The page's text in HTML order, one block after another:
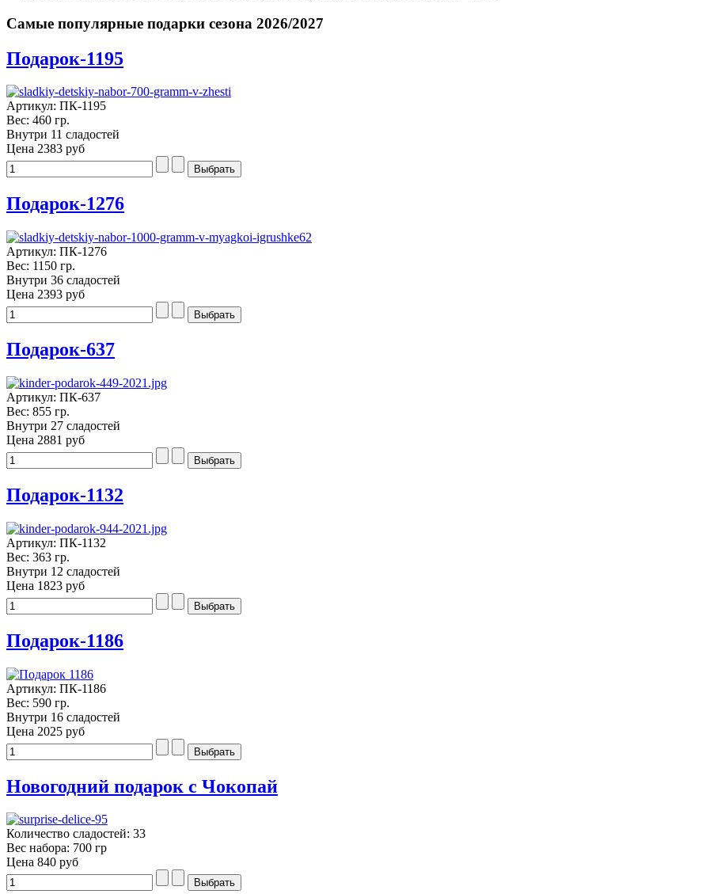
Самые популярные подарки сезона 2026/2027
Подарок-1195
Артикул: ПК-1195
Вес: 460 гр.
Внутри 11 сладостей
Цена 2383 руб
Подарок-1276
Артикул: ПК-1276
Вес: 1150 гр.
Внутри 36 сладостей
Цена 2393 руб
Подарок-637
Артикул: ПК-637
Вес: 855 гр.
Внутри 27 сладостей
Цена 2881 руб
Подарок-1132
Артикул: ПК-1132
Вес: 363 гр.
Внутри 12 сладостей
Цена 1823 руб
Подарок-1186
Артикул: ПК-1186
Вес: 590 гр.
Внутри 16 сладостей
Цена 2025 руб
Новогодний подарок с Чокопай
Количество сладостей: 33
Вес набора: 700 гр
Цена 840 руб